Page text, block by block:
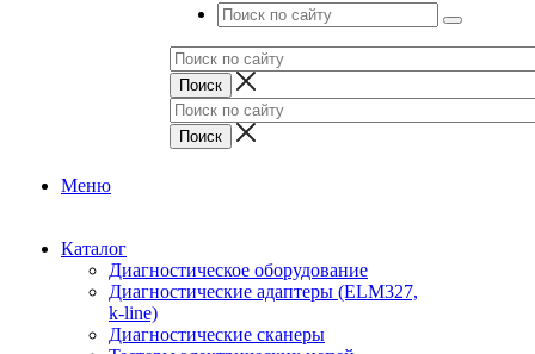
Меню
Каталог
Диагностическое оборудование
Диагностические адаптеры (ELM327,
k-line)
Диагностические сканеры